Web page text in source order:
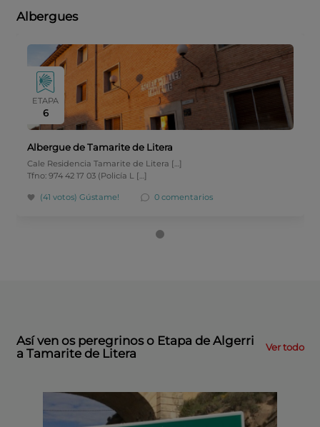
Albergues
ETAPA
6
Albergue de Tamarite de Litera
Cale Residencia Tamarite de Litera […]
Tfno: 974 42 17 03 (Policía L […]
(41 votos)Gústame! 0 comentarios
Así ven os peregrinos o Etapa de Algerri
a Tamarite de Litera
Ver todo